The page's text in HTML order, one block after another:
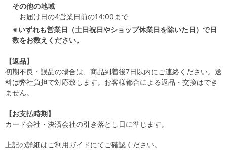
その他の地域
お届け日の4営業日前の14:00まで
※いずれも営業日（土日祝日やショップ休業日を除いた日）で日
数をお数えください。
【返品】
初期不良・誤品の場合は、商品到着後7日以内にご連絡ください。送
料は弊社負担で対応致します。お客様都合による返品・交換はでき
ません。
【お支払時期】
カード会社・決済会社の引き落とし日に準じます。
上記の詳細はご利用ガイドにてご確認ください。